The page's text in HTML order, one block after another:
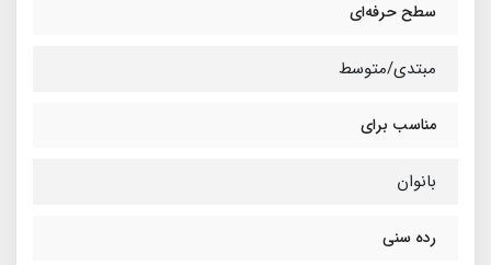
سطح حرفه‌ای
مبتدی/متوسط
مناسب برای
بانوان
رده سنی